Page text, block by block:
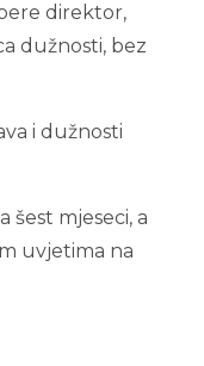
direktor,
dužnosti, bez
i dužnosti
šest mjeseci, a
uvjetima na